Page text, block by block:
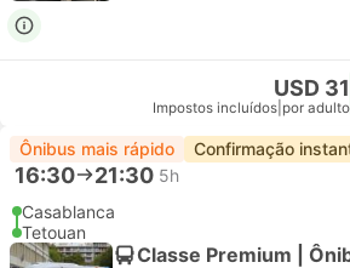
USD 31
Impostos incluídos por adulto
Ônibus mais rápido Confirmação
16:30 21:30 5h
Casablanca
Tetouan
Classe Premium |